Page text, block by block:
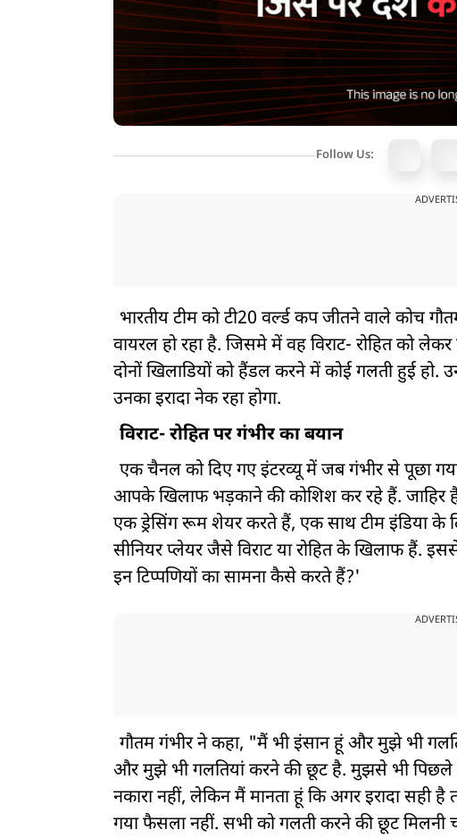
Follow Us:
भारतीय टीम को टी20 वर्ल्ड कप जीतने वाले कोच
वायरल हो रहा है. जिसमे में वह विराट- रोहित को
दोनों खिलाडियों को हैंडल करने में कोई गलती हुई हो.
उनका इरादा नेक रहा होगा.
विराट- रोहित पर गंभीर का बयान
एक चैनल को दिए गए इंटरव्यू में जब गंभीर से पूछा
आपके खिलाफ भड़काने की कोशिश कर रहे हैं. जाहिर
एक ड्रेसिंग रूम शेयर करते हैं, एक साथ टीम इंडिया
सीनियर प्लेयर जैसे विराट या रोहित के खिलाफ हैं.
इन टिप्पणियों का सामना कैसे करते हैं?'
गौतम गंभीर ने कहा, "मैं भी इंसान हूं और मुझे भी
और मुझे भी गलतियां करने की छूट है. मुझसे भी पिछले
नकारा नहीं, लेकिन मैं मानता हूं कि अगर इरादा सही
गया फैसला नहीं. सभी को गलती करने की छूट मिलनी